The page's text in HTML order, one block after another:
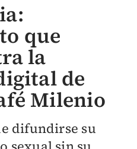
que
la
de
Milenio
difundirse su